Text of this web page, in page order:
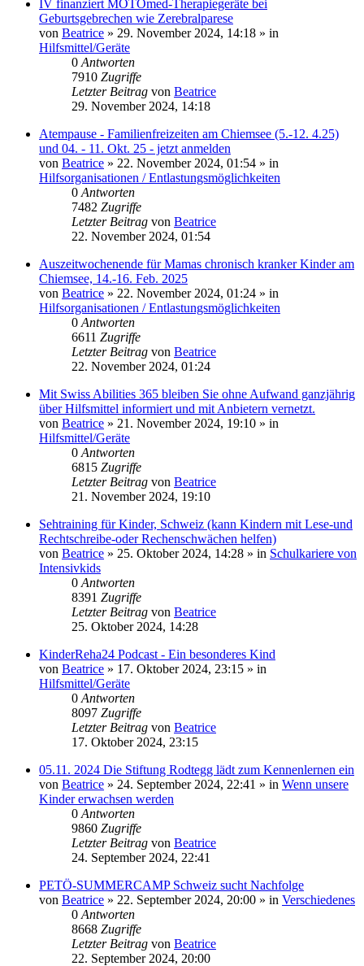
IV finanziert MOTOmed-Therapiegeräte bei
Geburtsgebrechen wie Zerebralparese
von Beatrice » 29. November 2024, 14:18 » in
Hilfsmittel/Geräte
0 Antworten
7910 Zugriffe
Letzter Beitrag von Beatrice
29. November 2024, 14:18
Atempause - Familienfreizeiten am Chiemsee (5.-12. 4.25)
und 04. - 11. Okt. 25 - jetzt anmelden
von Beatrice » 22. November 2024, 01:54 » in
Hilfsorganisationen / Entlastungsmöglichkeiten
0 Antworten
7482 Zugriffe
Letzter Beitrag von Beatrice
22. November 2024, 01:54
Auszeitwochenende für Mamas chronisch kranker Kinder am
Chiemsee, 14.-16. Feb. 2025
von Beatrice » 22. November 2024, 01:24 » in
Hilfsorganisationen / Entlastungsmöglichkeiten
0 Antworten
6611 Zugriffe
Letzter Beitrag von Beatrice
22. November 2024, 01:24
Mit Swiss Abilities 365 bleiben Sie ohne Aufwand ganzjährig
über Hilfsmittel informiert und mit Anbietern vernetzt.
von Beatrice » 21. November 2024, 19:10 » in
Hilfsmittel/Geräte
0 Antworten
6815 Zugriffe
Letzter Beitrag von Beatrice
21. November 2024, 19:10
Sehtraining für Kinder, Schweiz (kann Kindern mit Lese-und
Rechtschreibe-oder Rechenschwächen helfen)
von Beatrice » 25. Oktober 2024, 14:28 » in Schulkariere von
Intensivkids
0 Antworten
8391 Zugriffe
Letzter Beitrag von Beatrice
25. Oktober 2024, 14:28
KinderReha24 Podcast - Ein besonderes Kind
von Beatrice » 17. Oktober 2024, 23:15 » in
Hilfsmittel/Geräte
0 Antworten
8097 Zugriffe
Letzter Beitrag von Beatrice
17. Oktober 2024, 23:15
05.11. 2024 Die Stiftung Rodtegg lädt zum Kennenlernen ein
von Beatrice » 24. September 2024, 22:41 » in Wenn unsere
Kinder erwachsen werden
0 Antworten
9860 Zugriffe
Letzter Beitrag von Beatrice
24. September 2024, 22:41
PETÖ-SUMMERCAMP Schweiz sucht Nachfolge
von Beatrice » 22. September 2024, 20:00 » in Verschiedenes
0 Antworten
8668 Zugriffe
Letzter Beitrag von Beatrice
22. September 2024, 20:00